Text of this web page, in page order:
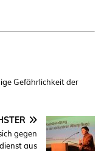
Gefährlichkeit der
gegen
aus